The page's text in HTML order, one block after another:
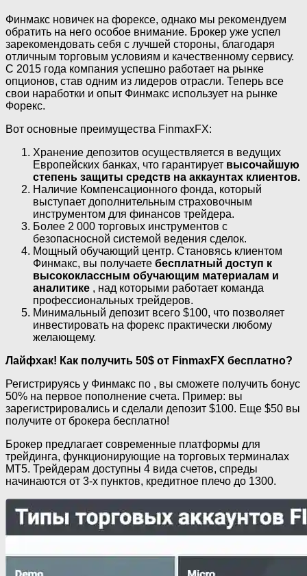
Финмакс новичек на форексе, однако мы рекомендуем
обратить на него особое внимание. Брокер уже успел
зарекомендовать себя с лучшей стороны, благодаря
отличным торговым условиям и качественному сервису.
С 2015 года компания успешно работает на рынке
опционов, став одним из лидеров отрасли. Теперь все
свои наработки и опыт Финмакс использует на рынке
Форекс.
Вот основные преимущества FinmaxFX:
Хранение депозитов осуществляется в ведущих
Европейских банках, что гарантирует высочайшую
степень защиты средств на аккаунтах клиентов.
Наличие Компенсационного фонда, который
выступает дополнительным страховочным
инструментом для финансов трейдера.
Более 2 000 торговых инструментов с
безопасносной системой ведения сделок.
Мощный обучающий центр. Становясь клиентом
Финмакс, вы получаете бесплатный доступ к
высококлассным обучающим материалам и
аналитике , над которыми работает команда
профессиональных трейдеров.
Минимальный депозит всего $100, что позволяет
инвестировать на форекс практически любому
желающему.
Лайфхак! Как получить 50$ от FinmaxFX бесплатно?
Регистрируясь у Финмакс по , вы сможете получить бонус
50% на первое пополнение счета. Пример: вы
зарегистрировались и сделали депозит $100. Еще $50 вы
получите от брокера бесплатно!
Брокер предлагает современные платформы для
трейдинга, функционирующие на торговых терминалах
MT5. Трейдерам доступны 4 вида счетов, спреды
начинаются от 3-х пунктов, кредитное плечо до 1300.